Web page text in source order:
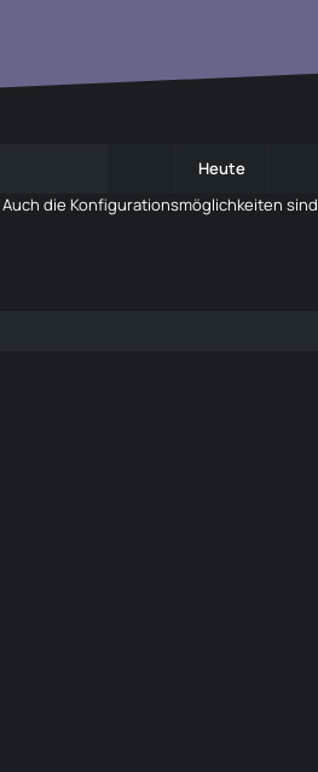
Heute
die Konfigurationsmöglichkeiten sind